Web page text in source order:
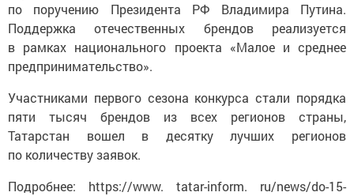
по поручению Президента РФ Владимира Путина.
Поддержка отечественных брендов реализуется
в рамках национального проекта «Малое и среднее
предпринимательство».
Участниками первого сезона конкурса стали порядка
пяти тысяч брендов из всех регионов страны,
Татарстан вошел в десятку лучших регионов
по количеству заявок.
Подробнее: https://www. tatar-inform. ru/news/do-15-